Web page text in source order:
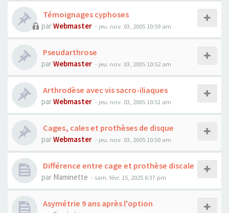
Témoignages cyphoses
parWebmaster - jeu. nov. 03, 2005 10:59 am
Pseudarthrose
parWebmaster - jeu. nov. 03, 2005 10:52 am
Arthrodèse avec vis sacro-iliaques
parWebmaster - jeu. nov. 03, 2005 10:51 am
Cages, cales et prothèses de disque
parWebmaster - jeu. nov. 03, 2005 10:50 am
Différence entre cage et prothèse discale
par Maminette - sam. févr. 15, 2025 6:37 pm
Asymétrie 9 ans après l'option